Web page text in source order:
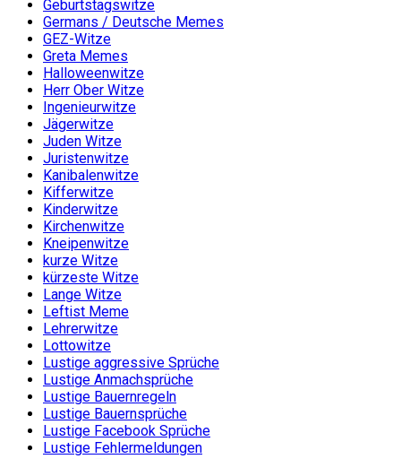
Geburtstagswitze
Germans / Deutsche Memes
GEZ-Witze
Greta Memes
Halloweenwitze
Herr Ober Witze
Ingenieurwitze
Jägerwitze
Juden Witze
Juristenwitze
Kanibalenwitze
Kifferwitze
Kinderwitze
Kirchenwitze
Kneipenwitze
kurze Witze
kürzeste Witze
Lange Witze
Leftist Meme
Lehrerwitze
Lottowitze
Lustige aggressive Sprüche
Lustige Anmachsprüche
Lustige Bauernregeln
Lustige Bauernsprüche
Lustige Facebook Sprüche
Lustige Fehlermeldungen